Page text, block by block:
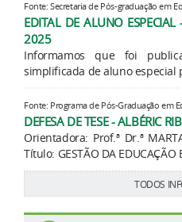
Fonte: Secretaria de Pós-graduação em
EDITAL DE ALUNO ESPECIAL
2025
Informamos que foi
simplificada de aluno especial
Fonte: Programa de Pós-Graduação em
DEFESA DE TESE - ALBÉRIC
Orientadora: Prof.ª Dr.ª
Título: GESTÃO DA EDUCAÇÃO
TODOS